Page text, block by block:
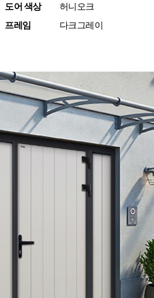
도어 색상
허니오크
프레임
다크그레이